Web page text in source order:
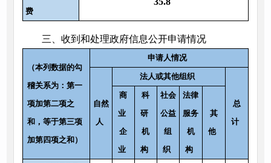
费
三、收到和处理政府信息公开申请情况
（本列数据的勾
稽关系为：第一
项加第二项之
和，等于第三项
加第四项之和）
申请人情况
自然
人
法人或其他组织
总
计
商
业
企
业
科
研
机
构
社会
公益
组
织
法律
服务
机
构
其
他